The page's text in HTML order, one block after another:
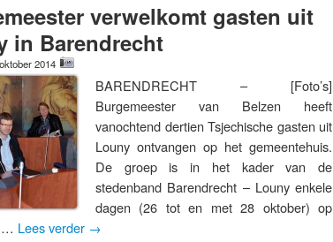
verwelkomt gasten uit
in Barendrecht
2014
BARENDRECHT – [Foto’s]
Burgemeester van Belzen heeft
vanochtend dertien Tsjechische gasten uit
Louny ontvangen op het gemeentehuis.
De groep is in het kader van de
stedenband Barendrecht – Louny enkele
dagen (26 tot en met 28 oktober) op
… Lees verder →